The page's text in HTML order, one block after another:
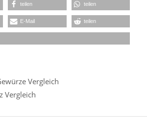
teilen teilen
E-Mail teilen
Vergleich
Vergleich